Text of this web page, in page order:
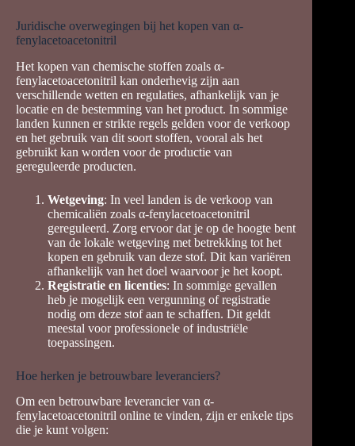
Juridische overwegingen bij het kopen van α-
fenylacetoacetonitril
Het kopen van chemische stoffen zoals α-
fenylacetoacetonitril kan onderhevig zijn aan
verschillende wetten en regulaties, afhankelijk van je
locatie en de bestemming van het product. In sommige
landen kunnen er strikte regels gelden voor de verkoop
en het gebruik van dit soort stoffen, vooral als het
gebruikt kan worden voor de productie van
gereguleerde producten.
Wetgeving: In veel landen is de verkoop van
chemicaliën zoals α-fenylacetoacetonitril
gereguleerd. Zorg ervoor dat je op de hoogte bent
van de lokale wetgeving met betrekking tot het
kopen en gebruik van deze stof. Dit kan variëren
afhankelijk van het doel waarvoor je het koopt.
Registratie en licenties: In sommige gevallen
heb je mogelijk een vergunning of registratie
nodig om deze stof aan te schaffen. Dit geldt
meestal voor professionele of industriële
toepassingen.
Hoe herken je betrouwbare leveranciers?
Om een betrouwbare leverancier van α-
fenylacetoacetonitril online te vinden, zijn er enkele tips
die je kunt volgen: